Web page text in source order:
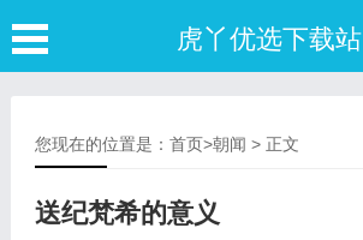
虎丫优选下载站
您现在的位置是： 首页>朝闻 > 正文
送纪梵希的意义